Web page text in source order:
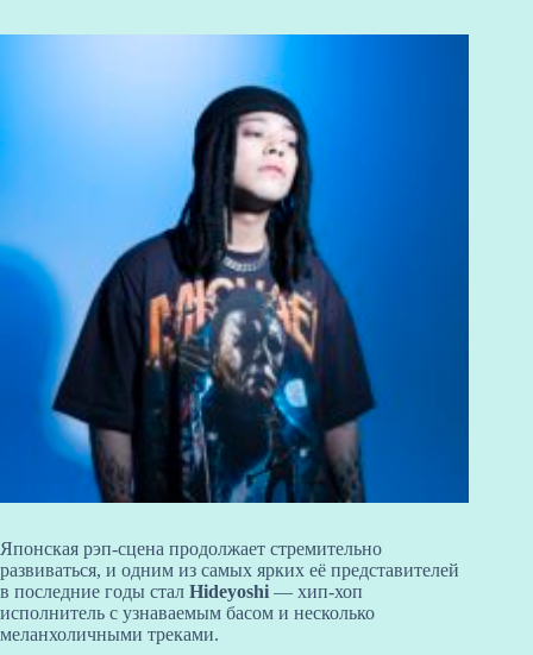
Японская рэп-сцена продолжает стремительно
развиваться, и одним из самых ярких её представителей
в последние годы стал Hideyoshi — хип-хоп
исполнитель с узнаваемым басом и несколько
меланхоличными треками.